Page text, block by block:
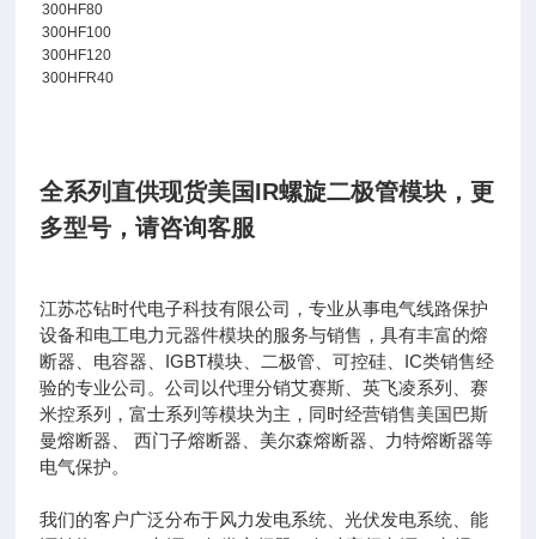
300HF80
300HF100
300HF120
300HFR40
全系列直供现货美国IR螺旋二极管模块 ， 更
多型号，请咨询客服
江苏芯钻时代电子科技有限公司，专业从事电气线路保护
设备和电工电力元器件模块的服务与销售，具有丰富的熔
断器、电容器、IGBT模块、二极管、可控硅、IC类销售经
验的专业公司。公司以代理分销艾赛斯、英飞凌系列、赛
米控系列，富士系列等模块为主，同时经营销售美国巴斯
曼熔断器、 西门子熔断器、美尔森熔断器、力特熔断器等
电气保护。
我们的客户广泛分布于风力发电系统、光伏发电系统、能